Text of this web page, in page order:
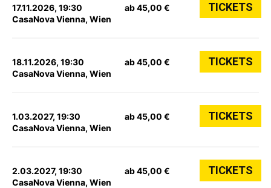
17.11.2026, 19:30
CasaNova Vienna, Wien
ab 45,00 € TICKETS
18.11.2026, 19:30
CasaNova Vienna, Wien
ab 45,00 € TICKETS
1.03.2027, 19:30
CasaNova Vienna, Wien
ab 45,00 € TICKETS
2.03.2027, 19:30
CasaNova Vienna, Wien
ab 45,00 € TICKETS